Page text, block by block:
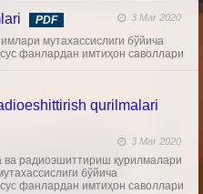
PDF 3 Mar 2020
мутахассислиги бўйича
фанлардан имтиҳон саволлари
qurilmalari
3 Mar 2020
радиоэшиттириш қурилмалари
бўйича
фанлардан имтиҳон саволлари